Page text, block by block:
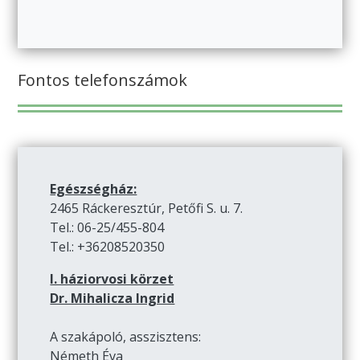
Fontos telefonszámok
Egészségház:
2465 Ráckeresztúr, Petőfi S. u. 7.
Tel.: 06-25/455-804
Tel.: +36208520350
I. háziorvosi körzet
Dr. Mihalicza Ingrid
A szakápoló, asszisztens:
Németh Éva